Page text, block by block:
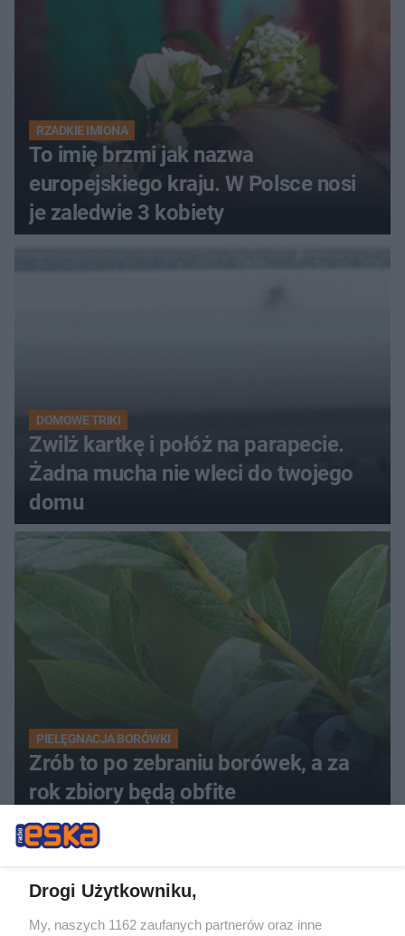
RZADKIE IMIONA
To imię brzmi jak nazwa
europejskiego kraju. W Polsce nosi
je zaledwie 3 kobiety
DOMOWE TRIKI
Zwilż kartkę i połóż na parapecie.
Żadna mucha nie wleci do twojego
domu
PIELĘGNACJA BORÓWKI
Zrób to po zebraniu borówek, a za
rok zbiory będą obfite
ZOBACZ WIĘCEJ
Drogi Użytkowniku,
My, naszych 1162 zaufanych partnerów oraz inne